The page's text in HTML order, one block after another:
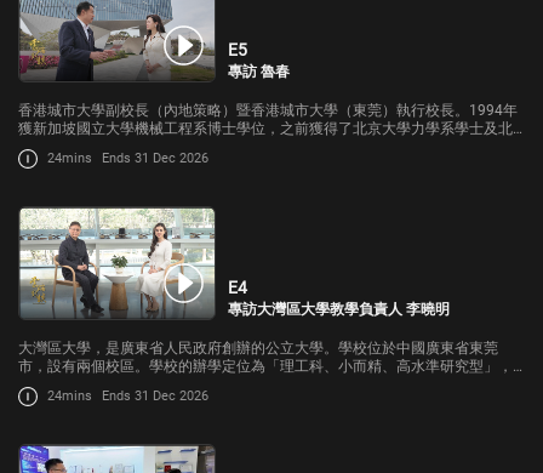
E5
專訪 魯春
香港城市大學副校長（內地策略）暨香港城市大學（東莞）執行校長。1994年
獲新加坡國立大學機械工程系博士學位，之前獲得了北京大學力學系學士及北
京理工大學力學工程系碩士學位。在其研究領域計算力學、高性能計算機模擬
實驗、計算微/納米力學、計算生物
24mins Ends 31 Dec 2026
E4
專訪大灣區大學教學負責人 李曉明
大灣區大學，是廣東省人民政府創辦的公立大學。學校位於中國廣東省東莞
市，設有兩個校區。學校的辦學定位為「理工科、小而精、高水準研究型」，
基於大灣區相關領域優勢和發展需求，培養具備解決複雜問題和創新實踐能力
的高素質研究型人才。
24mins Ends 31 Dec 2026